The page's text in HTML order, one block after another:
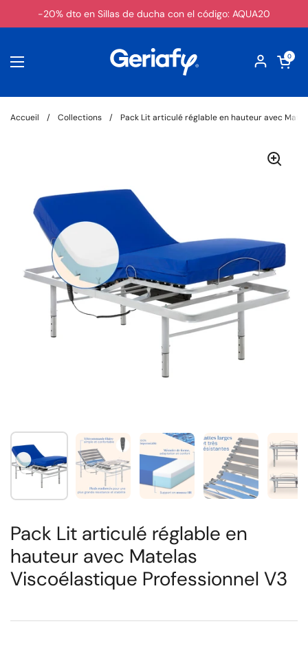
-20% dto en Sillas de ducha con el código: AQUA20
Ouvrir le menu
Ouvrir le
0
Accueil / Collections / Pack Lit articulé réglable en hauteur avec
Afficher la diapositive 1Afficher la diapositive 2Afficher la diapositive 3
Afficher la
Pack Lit articulé réglable en
hauteur avec Matelas
Viscoélastique Professionnel V3